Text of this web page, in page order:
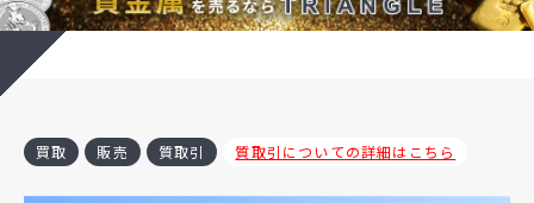
買取 販売 質取引 質取引についての詳細はこちら